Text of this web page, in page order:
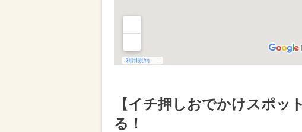
【イチ押しおでかけスポッ
る！